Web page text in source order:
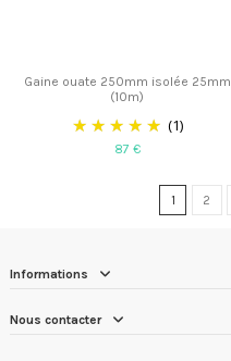
Gaine ouate 250mm isolée 25mm
(10m)
(1)
87 €
1 2
Informations
Nous contacter